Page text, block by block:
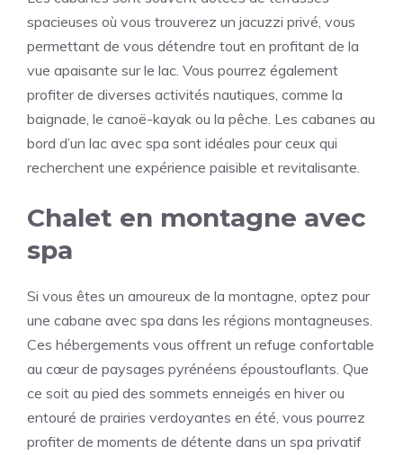
spacieuses où vous trouverez un jacuzzi privé, vous
permettant de vous détendre tout en profitant de la
vue apaisante sur le lac. Vous pourrez également
profiter de diverses activités nautiques, comme la
baignade, le canoë-kayak ou la pêche. Les cabanes au
bord d’un lac avec spa sont idéales pour ceux qui
recherchent une expérience paisible et revitalisante.
Chalet en montagne avec
spa
Si vous êtes un amoureux de la montagne, optez pour
une cabane avec spa dans les régions montagneuses.
Ces hébergements vous offrent un refuge confortable
au cœur de paysages pyrénéens époustouflants. Que
ce soit au pied des sommets enneigés en hiver ou
entouré de prairies verdoyantes en été, vous pourrez
profiter de moments de détente dans un spa privatif